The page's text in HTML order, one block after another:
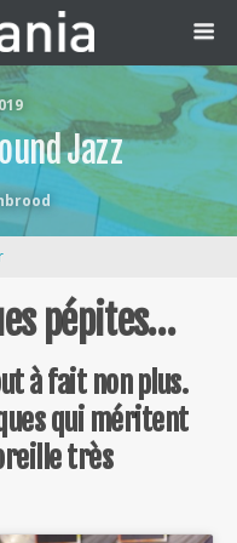
Jazz
pépites…
à fait non plus.
qui méritent
très